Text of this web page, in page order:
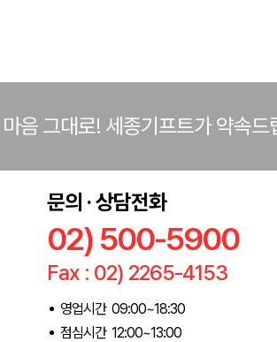
음 그대로! 세종기프트가 약속드
문의 · 상담전화
02) 500-5900
Fax : 02) 2265-4153
영업시간 09:00~18:30
점심시간 12:00~13:00